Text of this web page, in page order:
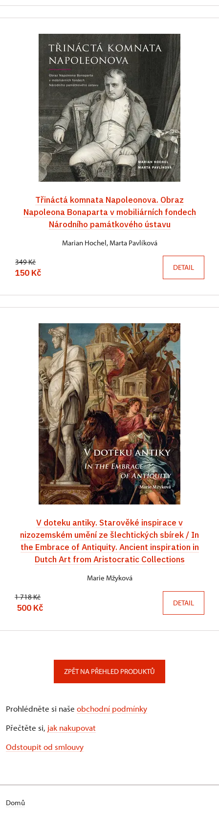
Třináctá komnata Napoleonova. Obraz
Napoleona Bonaparta v mobiliárních fondech
Národního památkového ústavu
Marian Hochel, Marta Pavlíková
349 Kč
150 Kč DETAIL
V doteku antiky. Starověké inspirace v
nizozemském umění ze šlechtických sbírek / In
the Embrace of Antiquity. Ancient inspiration in
Dutch Art from Aristocratic Collections
Marie Mžyková
1 718 Kč
500 Kč DETAIL
ZPĚT NA PŘEHLED PRODUKTŮ
Prohlédněte si naše obchodní podmínky
Přečtěte si, jak nakupovat
Odstoupit od smlouvy
Domů